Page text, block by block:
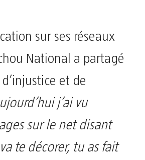
sur ses réseaux
National a partagé
et de
j’ai vu
sur le net disant
te décorer, tu as fait